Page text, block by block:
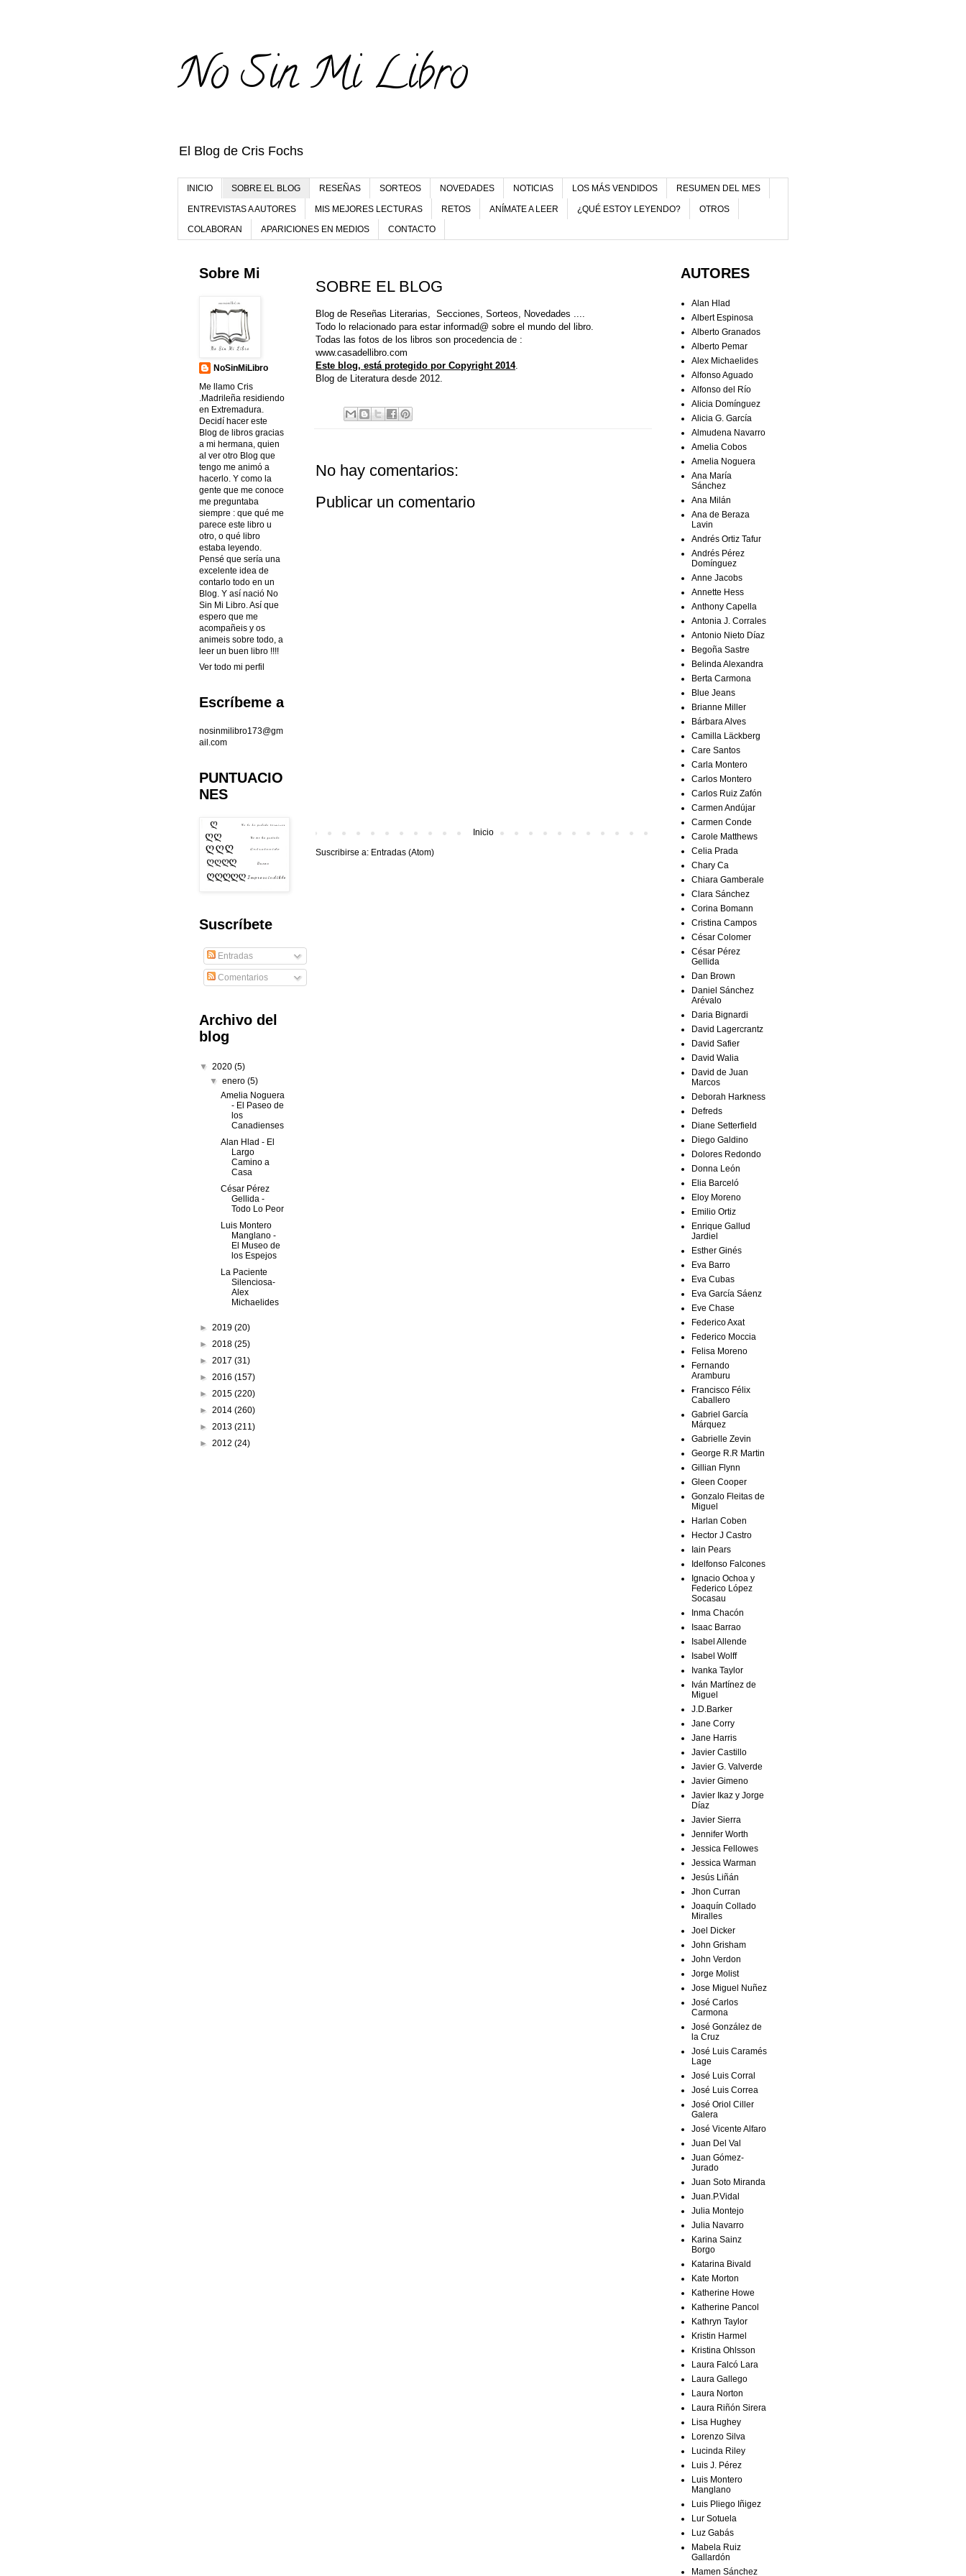
No Sin Mi Libro
El Blog de Cris Fochs
INICIO SOBRE EL BLOG RESEÑAS SORTEOS NOVEDADES NOTICIAS LOS MÁS VENDIDOS RESUMEN DEL MES
ENTREVISTAS A AUTORES MIS MEJORES LECTURAS RETOS ANÍMATE A LEER ¿QUÉ ESTOY LEYENDO? OTROS
COLABORAN APARICIONES EN MEDIOS CONTACTO
SOBRE EL BLOG
Blog de Reseñas Literarias, Secciones, Sorteos, Novedades ....
Todo lo relacionado para estar informad@ sobre el mundo del libro.
Todas las fotos de los libros son procedencia de :
www.casadellibro.com
Este bl og, está protegido por Copyright 2014.
Blog de Literatura desde 2012.
No hay comentarios:
Publicar un comentario
Inicio
Suscribirse a: Entradas (Atom)
Sobre Mi
NoSinMiLibro
Me llamo Cris
.Madrileña residiendo
en Extremadura.
Decidí hacer este
Blog de libros gracias
a mi hermana, quien
al ver otro Blog que
tengo me animó a
hacerlo. Y como la
gente que me conoce
me preguntaba
siempre : que qué me
parece este libro u
otro, o qué libro
estaba leyendo.
Pensé que sería una
excelente idea de
contarlo todo en un
Blog. Y así nació No
Sin Mi Libro. Así que
espero que me
acompañeis y os
animeis sobre todo, a
leer un buen libro !!!!
Ver todo mi perfil
Escríbeme a
nosinmilibro173@gm
ail.com
PUNTUACIO
NES
Suscríbete
Entradas
Comentarios
Archivo del
blog
▼ 2020 (5)
▼enero(5)
Amelia Noguera
- El Paseo de
los
Canadienses
Alan Hlad - El
Largo
Camino a
Casa
César Pérez
Gellida -
Todo Lo Peor
Luis Montero
Manglano -
El Museo de
los Espejos
La Paciente
Silenciosa-
Alex
Michaelides
► 2019 (20)
► 2018 (25)
► 2017 (31)
► 2016 (157)
► 2015 (220)
► 2014 (260)
► 2013 (211)
► 2012 (24)
AUTORES
Alan Hlad
Albert Espinosa
Alberto Granados
Alberto Pemar
Alex Michaelides
Alfonso Aguado
Alfonso del Río
Alicia Domínguez
Alicia G. García
Almudena Navarro
Amelia Cobos
Amelia Noguera
Ana María
Sánchez
Ana Milán
Ana de Beraza
Lavin
Andrés Ortiz Tafur
Andrés Pérez
Domínguez
Anne Jacobs
Annette Hess
Anthony Capella
Antonia J. Corrales
Antonio Nieto Díaz
Begoña Sastre
Belinda Alexandra
Berta Carmona
Blue Jeans
Brianne Miller
Bárbara Alves
Camilla Läckberg
Care Santos
Carla Montero
Carlos Montero
Carlos Ruiz Zafón
Carmen Andújar
Carmen Conde
Carole Matthews
Celia Prada
Chary Ca
Chiara Gamberale
Clara Sánchez
Corina Bomann
Cristina Campos
César Colomer
César Pérez
Gellida
Dan Brown
Daniel Sánchez
Arévalo
Daria Bignardi
David Lagercrantz
David Safier
David Walia
David de Juan
Marcos
Deborah Harkness
Defreds
Diane Setterfield
Diego Galdino
Dolores Redondo
Donna León
Elia Barceló
Eloy Moreno
Emilio Ortiz
Enrique Gallud
Jardiel
Esther Ginés
Eva Barro
Eva Cubas
Eva García Sáenz
Eve Chase
Federico Axat
Federico Moccia
Felisa Moreno
Fernando
Aramburu
Francisco Félix
Caballero
Gabriel García
Márquez
Gabrielle Zevin
George R.R Martin
Gillian Flynn
Gleen Cooper
Gonzalo Fleitas de
Miguel
Harlan Coben
Hector J Castro
Iain Pears
Idelfonso Falcones
Ignacio Ochoa y
Federico López
Socasau
Inma Chacón
Isaac Barrao
Isabel Allende
Isabel Wolff
Ivanka Taylor
Iván Martínez de
Miguel
J.D.Barker
Jane Corry
Jane Harris
Javier Castillo
Javier G. Valverde
Javier Gimeno
Javier Ikaz y Jorge
Díaz
Javier Sierra
Jennifer Worth
Jessica Fellowes
Jessica Warman
Jesús Liñán
Jhon Curran
Joaquín Collado
Miralles
Joel Dicker
John Grisham
John Verdon
Jorge Molist
Jose Miguel Nuñez
José Carlos
Carmona
José González de
la Cruz
José Luis Caramés
Lage
José Luis Corral
José Luis Correa
José Oriol Ciller
Galera
José Vicente Alfaro
Juan Del Val
Juan Gómez-
Jurado
Juan Soto Miranda
Juan.P.Vidal
Julia Montejo
Julia Navarro
Karina Sainz
Borgo
Katarina Bivald
Kate Morton
Katherine Howe
Katherine Pancol
Kathryn Taylor
Kristin Harmel
Kristina Ohlsson
Laura Falcó Lara
Laura Gallego
Laura Norton
Laura Riñón Sirera
Lisa Hughey
Lorenzo Silva
Lucinda Riley
Luis J. Pérez
Luis Montero
Manglano
Luis Pliego Iñigez
Lur Sotuela
Luz Gabás
Mabela Ruiz
Gallardón
Mamen Sánchez